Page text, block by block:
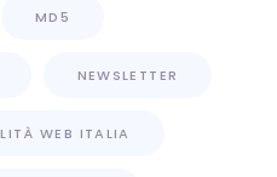
MD5
NEWSLETTER
WEB ITALIA